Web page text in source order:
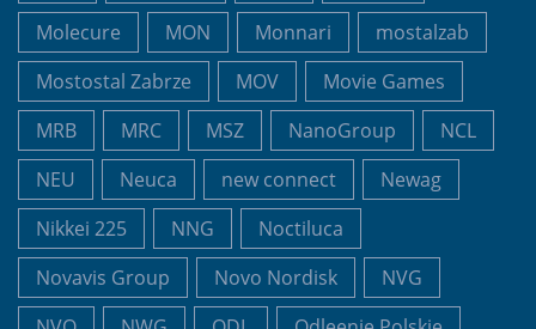
Molecure
MON Monnari
mostalzab
Mostostal Zabrze
MOV
Movie Games
MRB
MRC MSZ NanoGroup
NCL
NEU
Neuca new connect
Newag
Nikkei 225
NNG
Noctiluca
Novavis Group
Novo Nordisk
NVG